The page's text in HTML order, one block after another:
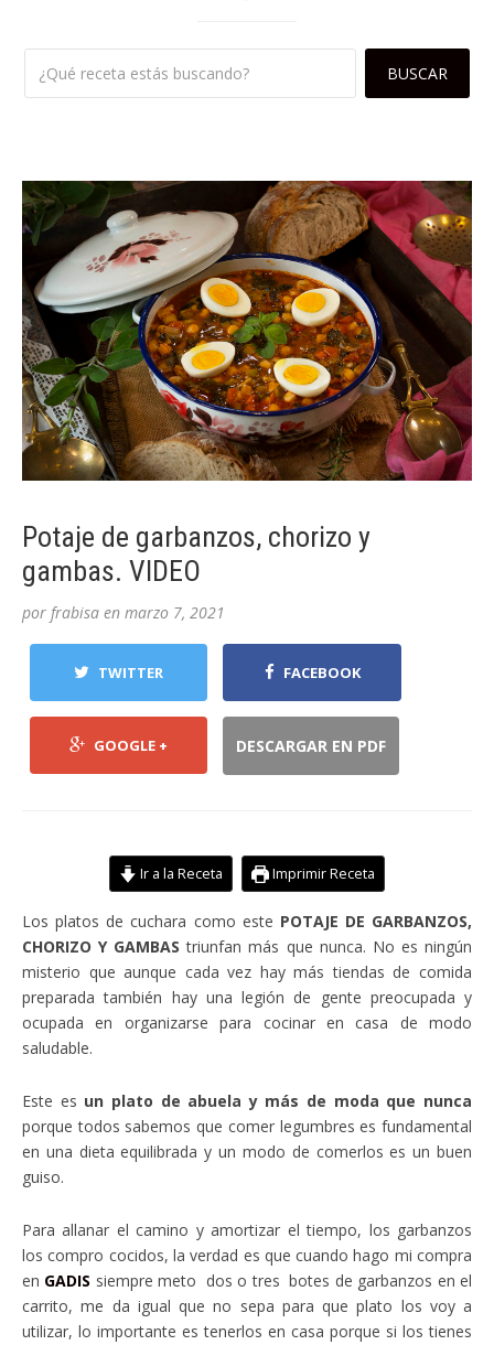
Potaje de garbanzos, chorizo y
gambas. VIDEO
por frabisa en marzo 7, 2021
TWITTER FACEBOOK
GOOGLE + DESCARGAR EN PDF
Ir a la Receta Imprimir Receta
Los platos de cuchara como este POTAJE DE GARBANZOS,
CHORIZO Y GAMBAS triunfan más que nunca. No es ningún
misterio que aunque cada vez hay más tiendas de comida
preparada también hay una legión de gente preocupada y
ocupada en organizarse para cocinar en casa de modo
saludable.
Este es un plato de abuela y más de moda que nunca
porque todos sabemos que comer legumbres es fundamental
en una dieta equilibrada y un modo de comerlos es un buen
guiso.
Para allanar el camino y amortizar el tiempo, los garbanzos
los compro cocidos, la verdad es que cuando hago mi compra
en GADIS siempre meto dos o tres botes de garbanzos en el
carrito, me da igual que no sepa para que plato los voy a
utilizar, lo importante es tenerlos en casa porque si los tienes